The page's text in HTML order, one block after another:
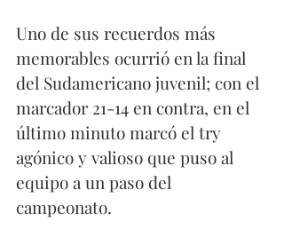
Uno de sus recuerdos más
memorables ocurrió en la final
del Sudamericano juvenil; con el
marcador 21-14 en contra, en el
último minuto marcó el try
agónico y valioso que puso al
equipo a un paso del
campeonato.